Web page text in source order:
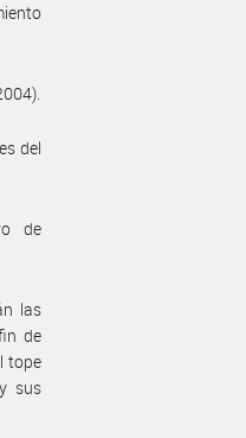
del
de
las
de
tope
sus